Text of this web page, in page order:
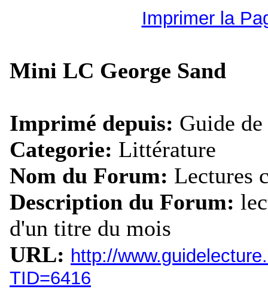
Imprimer la
Mini LC George Sand
Imprimé depuis: Guide
Categorie: Littérature
Nom du Forum: Lectures
Description du Forum:
d'un titre du mois
URL: http://
TID=6416